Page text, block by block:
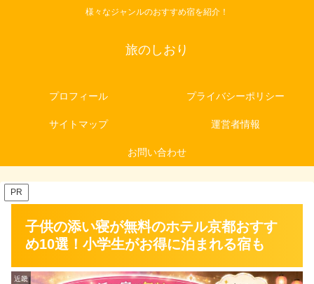
様々なジャンルのおすすめ宿を紹介！
旅のしおり
プロフィール プライバシーポリシー
サイトマップ 運営者情報
お問い合わせ
PR
子供の添い寝が無料のホテル京都おすす
め10選！小学生がお得に泊まれる宿も
近畿